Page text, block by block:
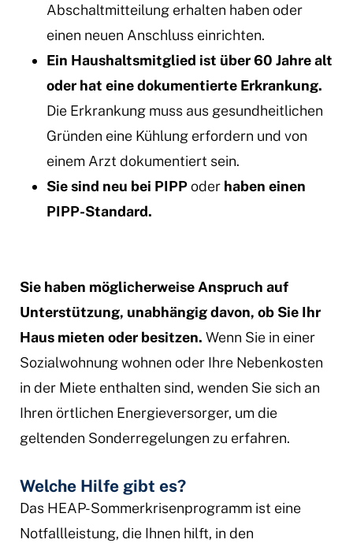
Abschaltmitteilung erhalten haben oder
einen neuen Anschluss einrichten.
Ein Haushaltsmitglied ist über 60 Jahre alt
oder hat eine dokumentierte Erkrankung.
Die Erkrankung muss aus gesundheitlichen
Gründen eine Kühlung erfordern und von
einem Arzt dokumentiert sein.
Sie sind neu bei PIPPoder haben einen
PIPP-Standard.
Sie haben möglicherweise Anspruch auf
Unterstützung, unabhängig davon, ob Sie Ihr
Haus mieten oder besitzen. Wenn Sie in einer
Sozialwohnung wohnen oder Ihre Nebenkosten
in der Miete enthalten sind, wenden Sie sich an
Ihren örtlichen Energieversorger, um die
geltenden Sonderregelungen zu erfahren.
Welche Hilfe gibt es?
Das HEAP-Sommerkrisenprogramm ist eine
Notfallleistung, die Ihnen hilft, in den